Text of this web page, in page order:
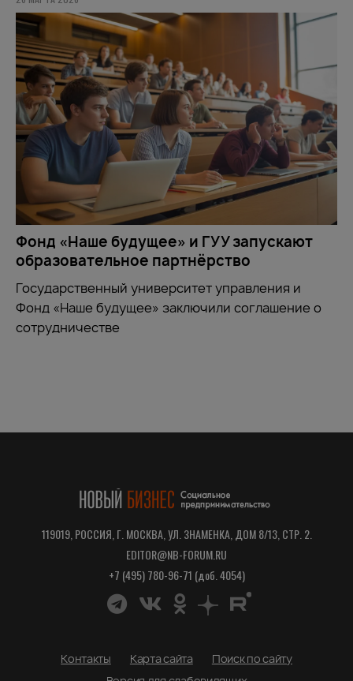
Фонд «Наше будущее» и ГУУ запускают
образовательное партнёрство
Государственный университет управления и
Фонд «Наше будущее» заключили соглашение о
сотрудничестве
119019, РОССИЯ, Г. МОСКВА, УЛ. ЗНАМЕНКА, ДОМ 8/13, СТР. 2.
EDITOR@NB-FORUM.RU
+7 (495) 780-96-71 (доб. 4054)
Контакты Карта сайта
Поиск по сайту